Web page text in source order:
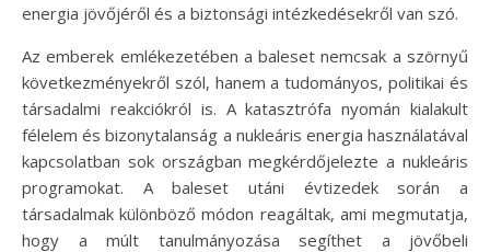
energia jövőjéről és a biztonsági intézkedésekről van szó.
Az emberek emlékezetében a baleset nemcsak a szörnyű
következményekről szól, hanem a tudományos, politikai és
társadalmi reakciókról is. A katasztrófa nyomán kialakult
félelem és bizonytalanság a nukleáris energia használatával
kapcsolatban sok országban megkérdőjelezte a nukleáris
programokat. A baleset utáni évtizedek során a
társadalmak különböző módon reagáltak, ami megmutatja,
hogy a múlt tanulmányozása segíthet a jövőbeli